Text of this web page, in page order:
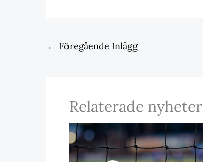
← Föregående Inlägg
Relaterade nyheter